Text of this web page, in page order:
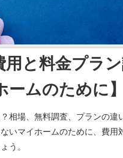
用と料金プラ
ームのために】
相場、無料調査、プランの違
いマイホームのために、費用
う。